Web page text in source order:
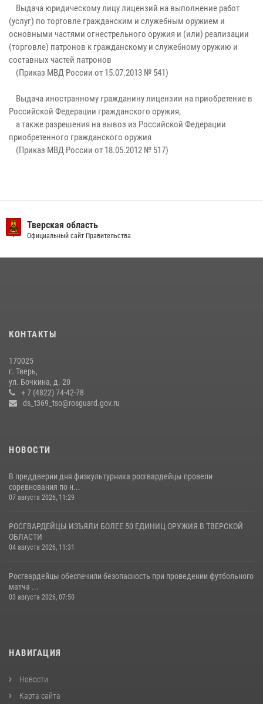
Выдача юридическому лицу лицензий на выполнение работ
(услуг) по торговле гражданским и служебным оружием и
основными частями огнестрельного оружия и (или) реализации
(торговле) патронов к гражданскому и служебному оружию и
составных частей патронов
(Приказ МВД России от 15.07.2013 № 541)
Выдача иностранному гражданину лицензии на приобретение в
Российской Федерации гражданского оружия,
а также разрешения на вывоз из Российской Федерации
приобретенного гражданского оружия
(Приказ МВД России от 18.05.2012 № 517)
Тверская область
Официальный сайт Правительства
КОНТАКТЫ
170025
г. Тверь,
ул. Бочкина, д. 20
+ 7 (4822) 74-42-78
ds_t369_tso@rosguard.gov.ru
НОВОСТИ
В преддверии дня физкультурника росгвардейцы провели
соревнования по н...
07 августа 2026, 11:29
РОСГВАРДЕЙЦЫ ИЗЪЯЛИ БОЛЕЕ 50 ЕДИНИЦ ОРУЖИЯ В ТВЕРСКОЙ
ОБЛАСТИ
04 августа 2026, 11:31
Росгвардейцы обеспечили безопасность при проведении футбольного
матча ...
03 августа 2026, 07:50
НАВИГАЦИЯ
Новости
Карта сайта